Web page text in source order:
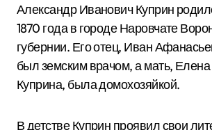
Александр Иванович Куприн
1870 года в городе Наровчате
губернии. Его отец, Иван
был земским врачом, а мать,
Куприна, была домохозяйкой.
В детстве Куприн проявил свои